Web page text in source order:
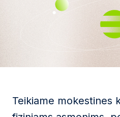
Teikiame mokestines